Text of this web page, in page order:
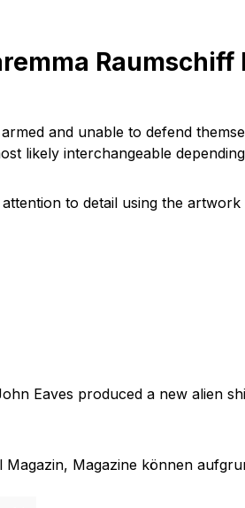
and unable to defend
likely interchangeable
to detail using the
Eaves produced a new alien
Magazine können